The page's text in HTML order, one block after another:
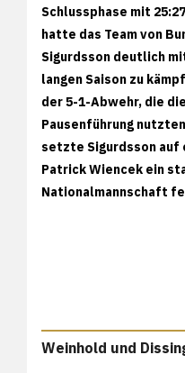
Schlussphase mit
hatte das Team von
Sigurdsson deutlich
langen Saison zu
der 5-1-Abwehr, die
Pausenführung
setzte Sigurdsson auf
Patrick Wiencek ein
Nationalmannschaft
Weinhold und